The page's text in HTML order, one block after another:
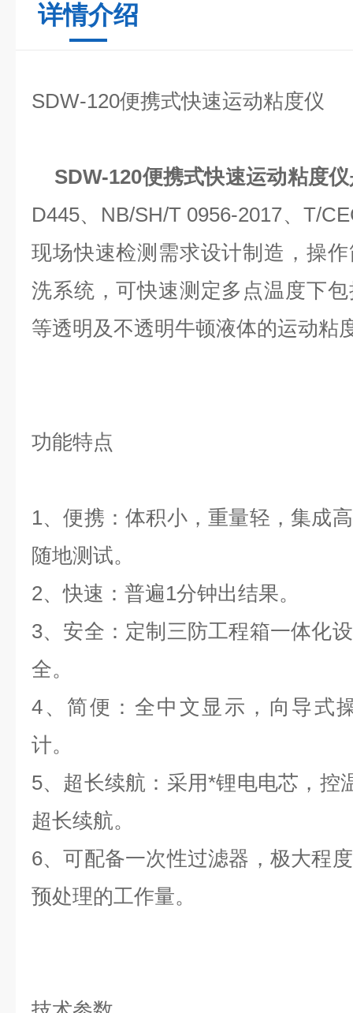
详情介绍
SDW-120便携式快速运动粘度仪
SDW-120便携式快速运动粘度
D445、NB/SH/T 0956-2017、T/
现场快速检测需求设计制造，操
洗系统，可快速测定多点温度下
等透明及不透明牛顿液体的运动粘
功能特点
1、便携：体积小，重量轻，集成
随地测试。
2、快速：普遍1分钟出结果。
3、安全：定制三防工程箱一体化
全。
4、简便：全中文显示，向导式
计。
5、超长续航：采用*锂电电芯，
超长续航。
6、可配备一次性过滤器，极大程
预处理的工作量。